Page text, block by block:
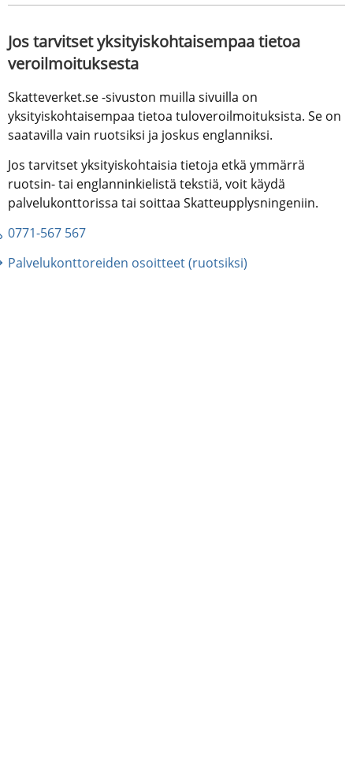
Jos tarvitset yksityiskohtaisempaa tietoa
veroilmoituksesta
Skatteverket.se -sivuston muilla sivuilla on
yksityiskohtaisempaa tietoa tuloveroilmoituksista. Se on
saatavilla vain ruotsiksi ja joskus englanniksi.
Jos tarvitset yksityiskohtaisia tietoja etkä ymmärrä
ruotsin- tai englanninkielistä tekstiä, voit käydä
palvelukonttorissa tai soittaa Skatteupplysningeniin.
0771-567 567
Palvelukonttoreiden osoitteet (ruotsiksi)